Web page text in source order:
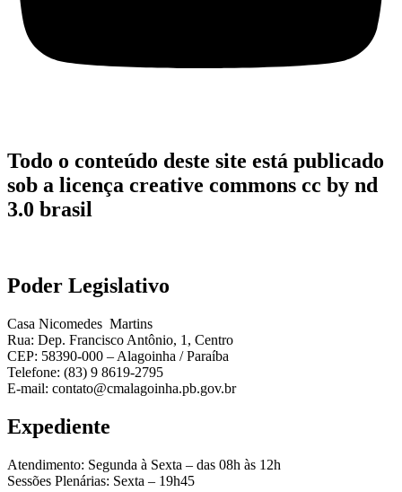
Todo o conteúdo deste site está publicado
sob a licença creative commons cc by nd
3.0 brasil
Poder Legislativo
Casa Nicomedes Martins
Rua: Dep. Francisco Antônio, 1, Centro
CEP: 58390-000 – Alagoinha / Paraíba
Telefone: (83) 9 8619-2795
E-mail: contato@cmalagoinha.pb.gov.br
Expediente
Atendimento: Segunda à Sexta – das 08h às 12h
Sessões Plenárias: Sexta – 19h45